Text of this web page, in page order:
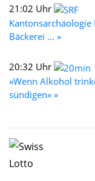
21:02 Uhr
Bäckerei ... »
20:32 Uhr
«Wenn Alkohol
sündigen» »